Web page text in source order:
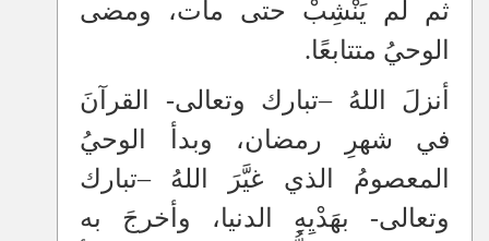
ثم لم يَنْشِبْ حتى مات، ومضى
الوحيُ متتابعًا.
أنزلَ اللهُ–تبارك وتعالى- القرآنَ
في شهرِ رمضان، وبدأ الوحيُ
المعصومُ الذي غيَّرَ اللهُ–تبارك
وتعالى- بهَدْيِهِ الدنيا، وأخرجَ به